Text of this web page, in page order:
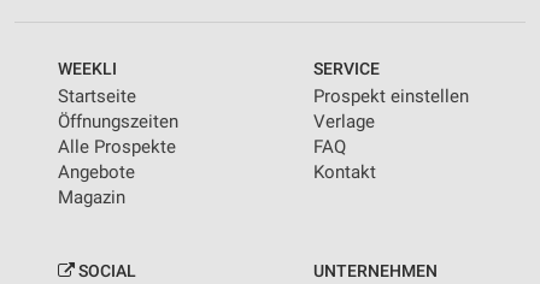
WEEKLI
Startseite
Öffnungszeiten
Alle Prospekte
Angebote
Magazin
SERVICE
Prospekt einstellen
Verlage
FAQ
Kontakt
SOCIAL UNTERNEHMEN